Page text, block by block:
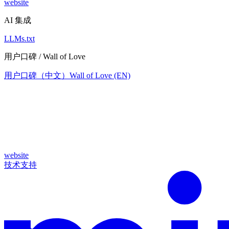
website
AI 集成
LLMs.txt
用户口碑 / Wall of Love
用户口碑（中文） Wall of Love (EN)
website
技术支持